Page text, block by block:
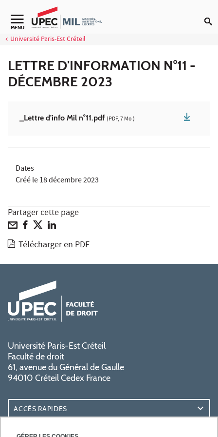
Aller au contenu
MENU
Université Paris-Est Créteil
LETTRE D'INFORMATION N°11 -
DÉCEMBRE 2023
_Lettre d'info Mil n°11.pdf (PDF, 7 Mo )
Dates
Créé le18 décembre 2023
Partager cette page
Télécharger en PDF
Université Paris-Est Créteil
Faculté de droit
61, avenue du Général de Gaulle
94010 Créteil Cedex France
ACCÈS RAPIDES